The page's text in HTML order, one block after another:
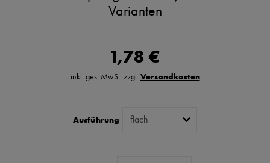
Varianten
1,78 €
inkl. ges. MwSt. zzgl. Versandkosten
Ausführung